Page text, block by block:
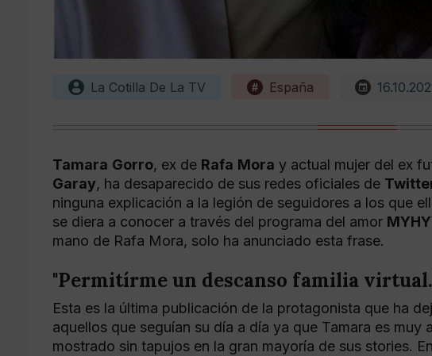
La Cotilla De La TV España
Tamara Gorro, ex de Rafa Mora y actual mujer del ex
Garay, ha desaparecido de sus redes oficiales de
ninguna explicación a la legión de seguidores a los que
se diera a conocer a través del programa del amor
mano de Rafa Mora, solo ha anunciado esta frase.
"Permitírme un descanso familia virtual.
Esta es la última publicación de la protagonista que ha
aquellos que seguían su día a día ya que Tamara es muy
mostrado sin tapujos en la gran mayoría de sus stories.